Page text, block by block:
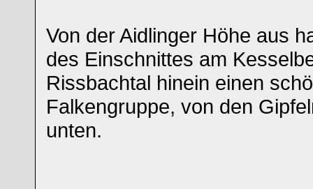
Von der Aidlinger Höhe aus
des Einschnittes am
Rissbachtal hinein einen
Falkengruppe, von den
unten.